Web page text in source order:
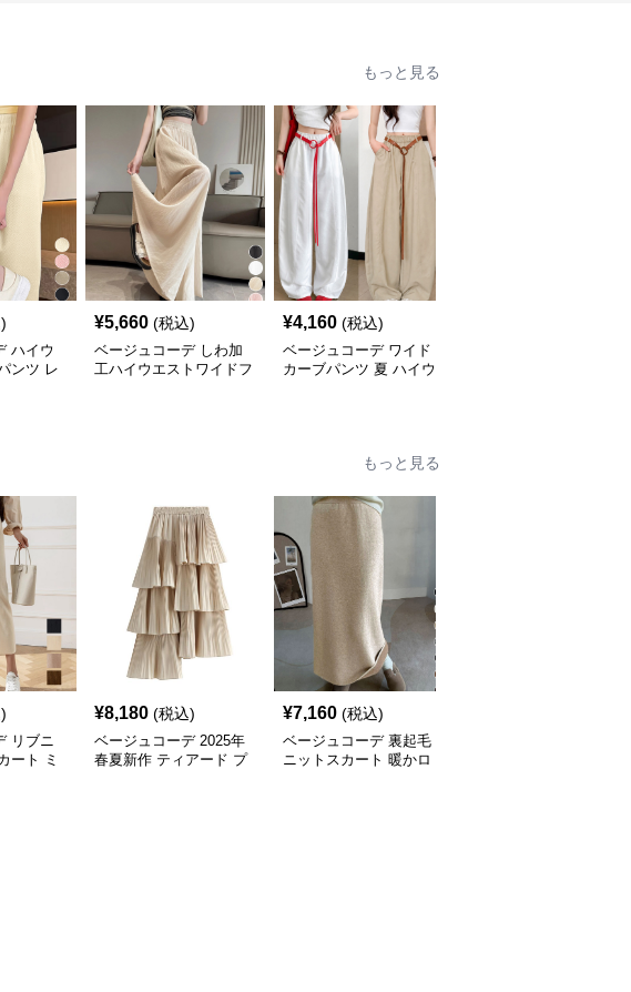
もっと見る
ハイウ
ンツ レ
¥5,660 (税込)
ベージュコーデ しわ加
工ハイウエストワイドフ
¥4,160 (税込)
ベージュコーデ ワイド
カーブパンツ 夏 ハイウ
もっと見る
リブニ
ート ミ
¥8,180 (税込)
ベージュコーデ 2025年
春夏新作 ティアード プ
¥7,160 (税込)
ベージュコーデ 裏起毛
ニットスカート 暖かロ